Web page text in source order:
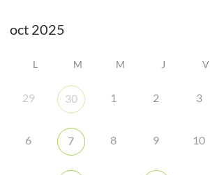
L M M J V
29 30 1 2 3
6 7 8 9 10